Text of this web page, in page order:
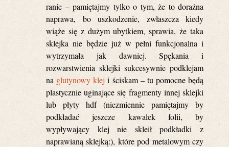
ranie – pamiętajmy tylko o tym, że to doraźna
naprawa, bo uszkodzenie, zwłaszcza kiedy
wiąże się z dużym ubytkiem, sprawia, że taka
sklejka nie będzie już w pełni funkcjonalna i
wytrzymała jak dawniej. Spękania i
rozwarstwienia sklejki sukcesywnie podklejam
na glutynowy klej i ściskam – tu pomocne będą
plastycznie uginające się fragmenty innej sklejki
lub płyty hdf (niezmiennie pamiętajmy by
podkładać jeszcze kawałek folii, by
wypływający klej nie skleił podkładki z
naprawianą sklejką:), które pod metalowym czy